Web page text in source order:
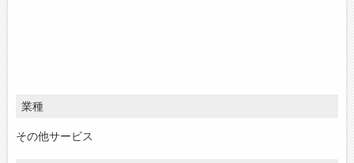
業種
その他サービス